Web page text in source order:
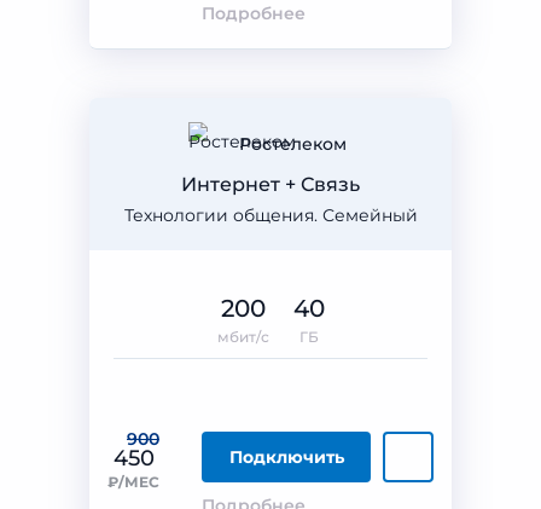
Подробнее
Ростелеком
Технологии общения. Семейный
Интернет + Связь
900
450
₽/МЕС
Подключить
200
мбит/с
40
ГБ